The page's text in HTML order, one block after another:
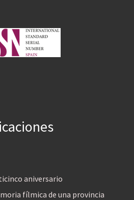
aniversario
fílmica de una provincia